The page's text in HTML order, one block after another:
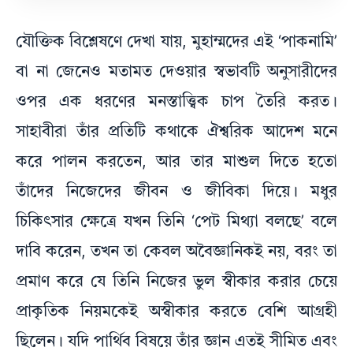
যৌক্তিক বিশ্লেষণে দেখা যায়, মুহাম্মদের এই ‘পাকনামি’
বা না জেনেও মতামত দেওয়ার স্বভাবটি অনুসারীদের
ওপর এক ধরণের মনস্তাত্ত্বিক চাপ তৈরি করত।
সাহাবীরা তাঁর প্রতিটি কথাকে ঐশ্বরিক আদেশ মনে
করে পালন করতেন, আর তার মাশুল দিতে হতো
তাঁদের নিজেদের জীবন ও জীবিকা দিয়ে। মধুর
চিকিৎসার ক্ষেত্রে যখন তিনি ‘পেট মিথ্যা বলছে’ বলে
দাবি করেন, তখন তা কেবল অবৈজ্ঞানিকই নয়, বরং তা
প্রমাণ করে যে তিনি নিজের ভুল স্বীকার করার চেয়ে
প্রাকৃতিক নিয়মকেই অস্বীকার করতে বেশি আগ্রহী
ছিলেন। যদি পার্থিব বিষয়ে তাঁর জ্ঞান এতই সীমিত এবং